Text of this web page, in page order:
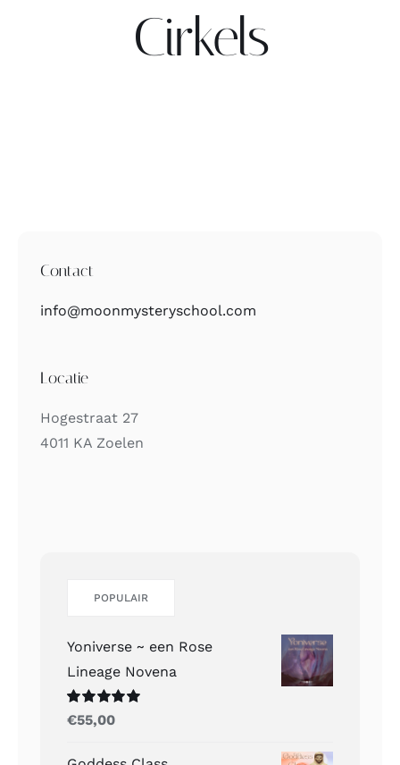
Contact
Cirkels
Contact
info@moonmysteryschool.com
Locatie
Hogestraat 27
4011 KA Zoelen
POPULAIR
Yoniverse ~ een Rose
Lineage Novena
Gewaardeerd
uit 5
€55,00